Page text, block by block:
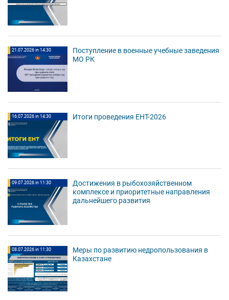
21.07.2026 in 14:30
Поступление в военные учебные заведения
МО РК
16.07.2026 in 14:30 Итоги проведения ЕНТ-2026
09.07.2026 in 11:30
Достижения в рыбохозяйственном
комплексе и приоритетные направления
дальнейшего развития
08.07.2026 in 11:30
Меры по развитию недропользования в
Казахстане